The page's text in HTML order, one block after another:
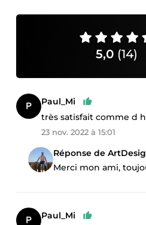
5,0 (14)
Paul_Mi
très satisfait comme d
23 nov. 2022 à 15:01
Réponse de
Merci mon ami,
Paul_Mi